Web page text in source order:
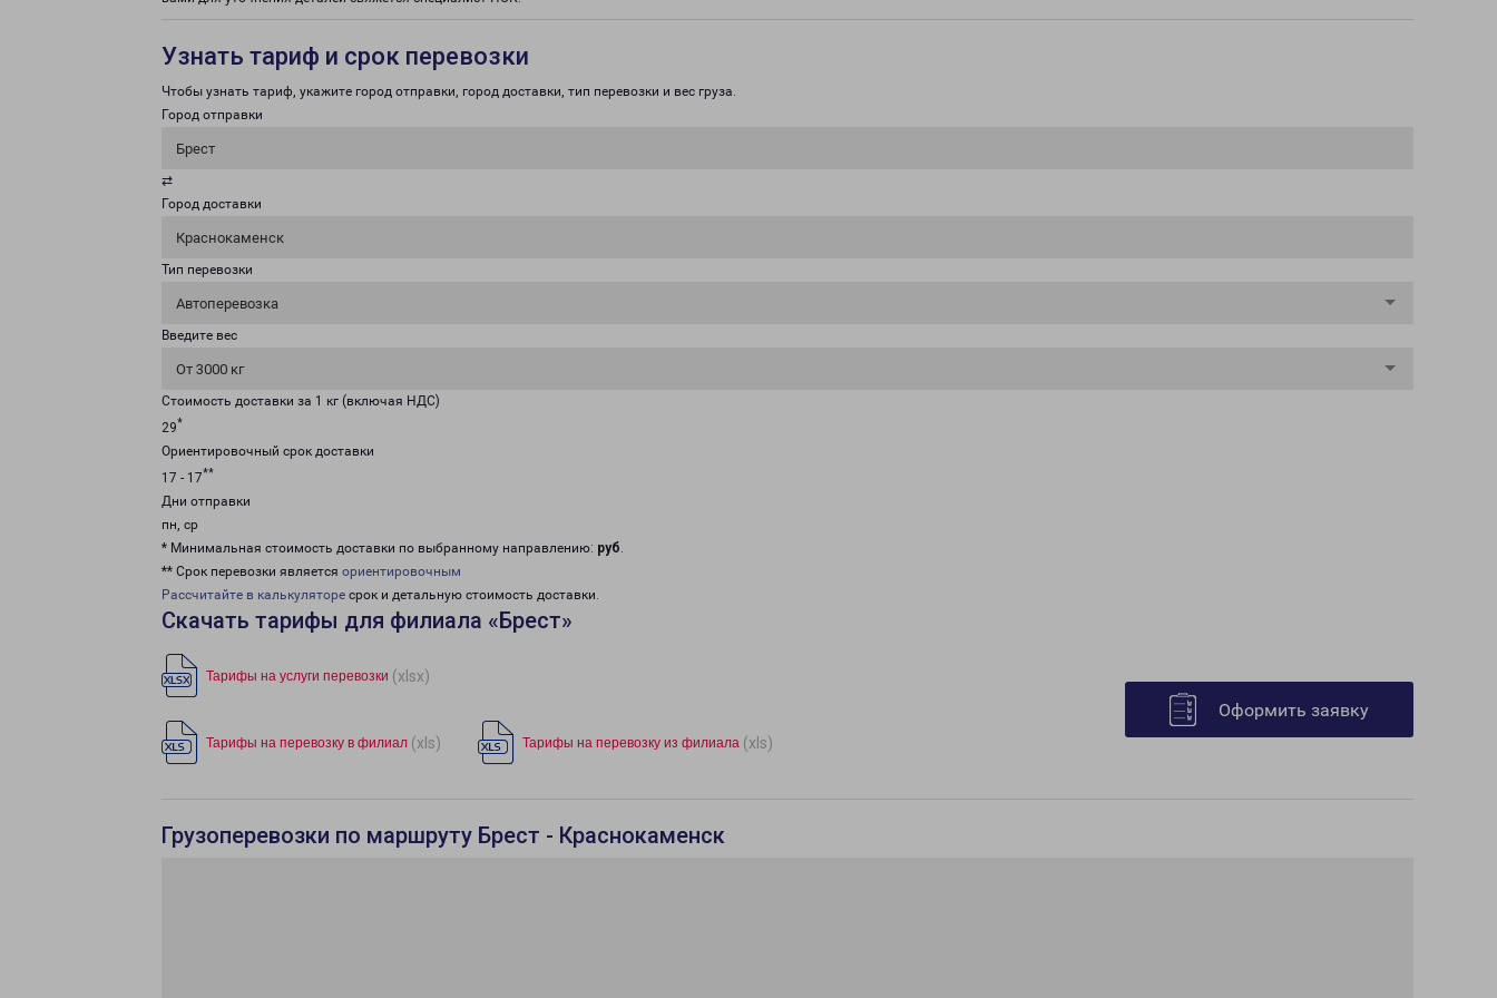
Узнать тариф и срок перевозки
Чтобы узнать тариф, укажите город отправки, город доставки, тип перевозки и вес груза.
Город отправки
Брест
⇄
Город доставки
Краснокаменск
Тип перевозки
Автоперевозка
Введите вес
От 3000 кг
Стоимость доставки за 1 кг (включая НДС)
29*
Ориентировочный срок доставки
17 - 17**
Дни отправки
пн, ср
* Минимальная стоимость доставки по выбранному направлению: руб.
** Срок перевозки является ориентировочным
Рассчитайте в калькуляторе срок и детальную стоимость доставки.
Скачать тарифы для филиала «Брест»
Тарифы на услуги перевозки (xlsx)
Тарифы на перевозку в филиал (xls) Тарифы на перевозку из филиала (xls)
Оформить заявку
Грузоперевозки по маршруту Брест - Краснокаменск